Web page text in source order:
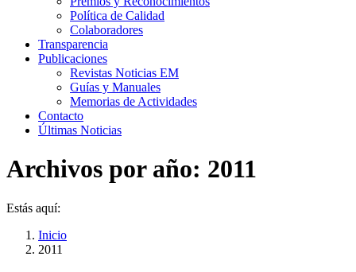
Política de Calidad
Colaboradores
Transparencia
Publicaciones
Revistas Noticias EM
Guías y Manuales
Memorias de Actividades
Contacto
Últimas Noticias
Archivos por año: 2011
Estás aquí:
Inicio
2011